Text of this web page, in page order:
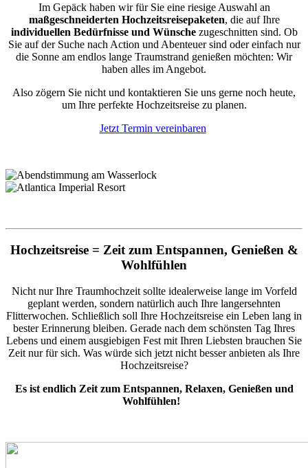
Im Gepäck haben wir für Sie eine riesige Auswahl an
maßgeschneiderten Hochzeitsreisepaketen, die auf Ihre
individuellen Bedürfnisse und Wünschezugeschnitten sind. Ob
Sie auf der Suche nach Action und Abenteuer sind oder einfach nur
die Sonne am endlos lange Traumstrand genießen möchten: Wir
haben alles im Angebot.
Also zögern Sie nicht und kontaktieren Sie uns gerne noch heute,
um Ihre perfekte Hochzeitsreise zu planen.
Jetzt Termin vereinbaren
Hochzeitsreise = Zeit zum Entspannen, Genießen &
Wohlfühlen
Nicht nur Ihre Traumhochzeit sollte idealerweise lange im Vorfeld
geplant werden, sondern natürlich auch Ihre langersehnten
Flitterwochen. Schließlich soll Ihre Hochzeitsreise ein Leben lang in
bester Erinnerung bleiben. Gerade nach dem schönsten Tag Ihres
Lebens und einem ausgiebigen Fest mit Ihren Liebsten brauchen Sie
Zeit nur für sich. Was würde sich jetzt nicht besser anbieten als Ihre
Hochzeitsreise?
Es ist endlich Zeit zum Entspannen, Relaxen, Genießen und
Wohlfühlen!